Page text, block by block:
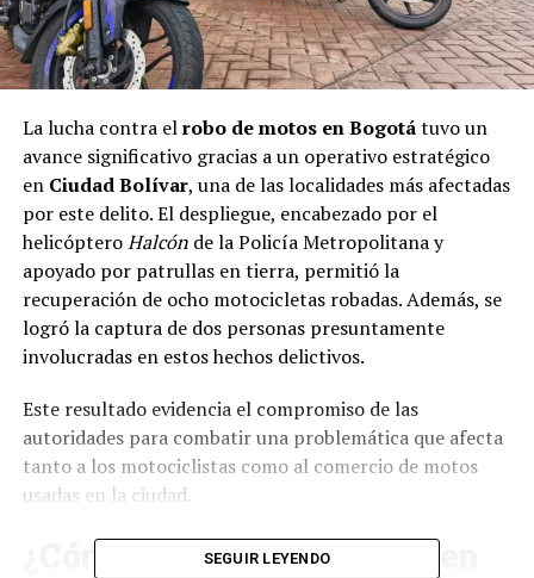
La lucha contra elrobo de motos en Bogotátuvo un
avance significativo gracias a un operativo estratégico
en Ciudad Bolívar, una de las localidades más afectadas
por este delito. El despliegue, encabezado por el
helicópteroHalcónde la Policía Metropolitana y
apoyado por patrullas en tierra, permitió la
recuperación de ocho motocicletas robadas. Además, se
logró la captura de dos personas presuntamente
involucradas en estos hechos delictivos.
Este resultado evidencia el compromiso de las
autoridades para combatir una problemática que afecta
tanto a los motociclistas como al comercio de motos
usadas en la ciudad.
¿Cómo se ejecutó la acción en
SEGUIR LEYENDO